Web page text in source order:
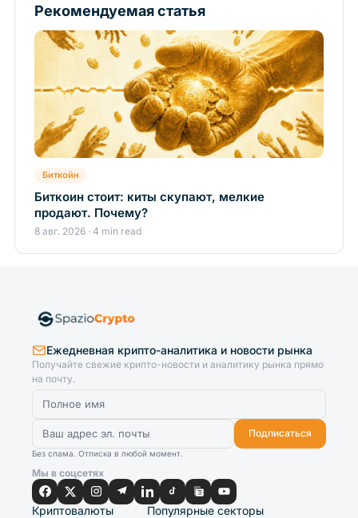
Рекомендуемая статья
Биткойн
Биткоин стоит: киты скупают, мелкие
продают. Почему?
8 авг. 2026 · 4 min read
Ежедневная крипто-аналитика и новости рынка
Получайте свежие крипто-новости и аналитику рынка прямо
на почту.
Подписаться
Без спама. Отписка в любой момент.
Мы в соцсетях
Криптовалюты Популярные секторы